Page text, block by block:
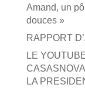
Amand, un
douces »
RAPPORT
LE
LA